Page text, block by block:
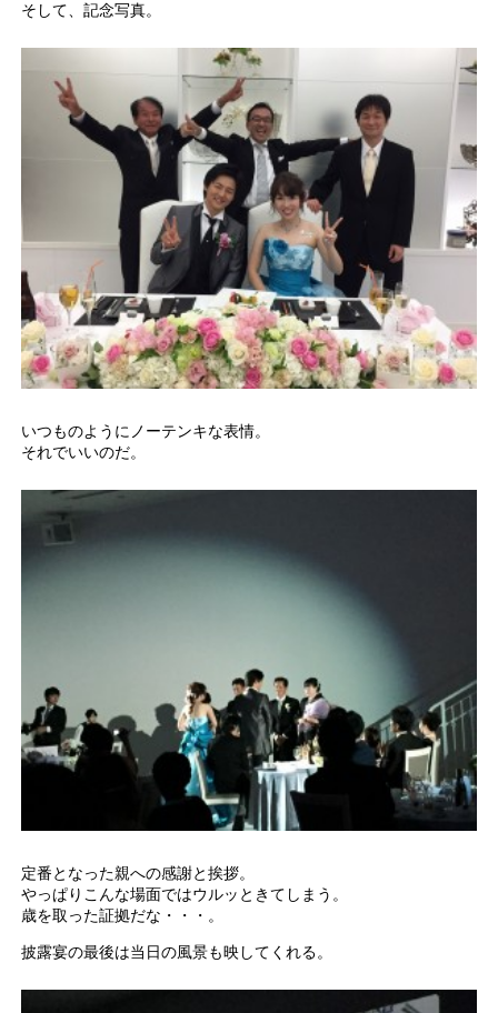
そして、記念写真。
いつものようにノーテンキな表情。
それでいいのだ。
定番となった親への感謝と挨拶。
やっぱりこんな場面ではウルッときてしまう。
歳を取った証拠だな・・・。
披露宴の最後は当日の風景も映してくれる。